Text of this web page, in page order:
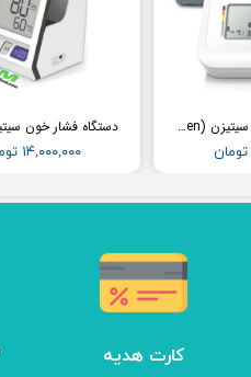
۱۴,۰۰۰,۰۰۰ تومان
دستگاه فشار خون سیتیزن (Citizen) مدل CH304
کارت هدیه